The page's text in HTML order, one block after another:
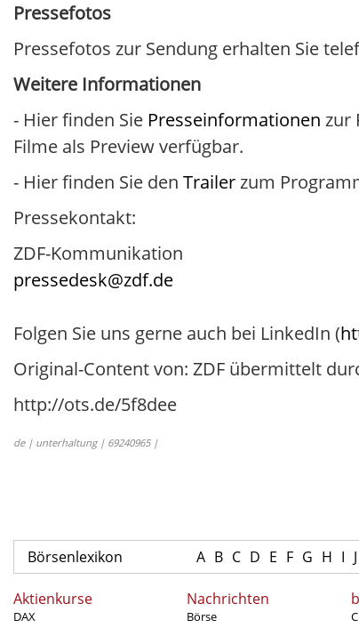
Pressefotos
Pressefotos zur Sendung erhalten Sie
Weitere Informationen
- Hier finden Sie Presseinformationen zur
Filme als Preview verfügbar.
- Hier finden Sie den Trailerzum
Pressekontakt:
ZDF-Kommunikation
pressedesk@zdf.de
Folgen Sie uns gerne auch bei LinkedIn (
Original-Content von: ZDF übermittelt
http://ots.de/5f8dee
de | unterhaltung | 69240965 |
Börsenlexikon A B C D E F G H I J
Aktienkurse
DAX
Nachrichten
Börse